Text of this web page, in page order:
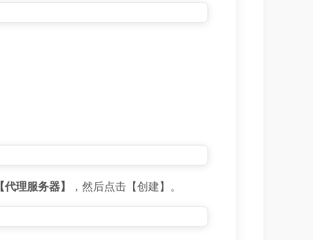
【代理服务器】 ，然后点击【创建】。